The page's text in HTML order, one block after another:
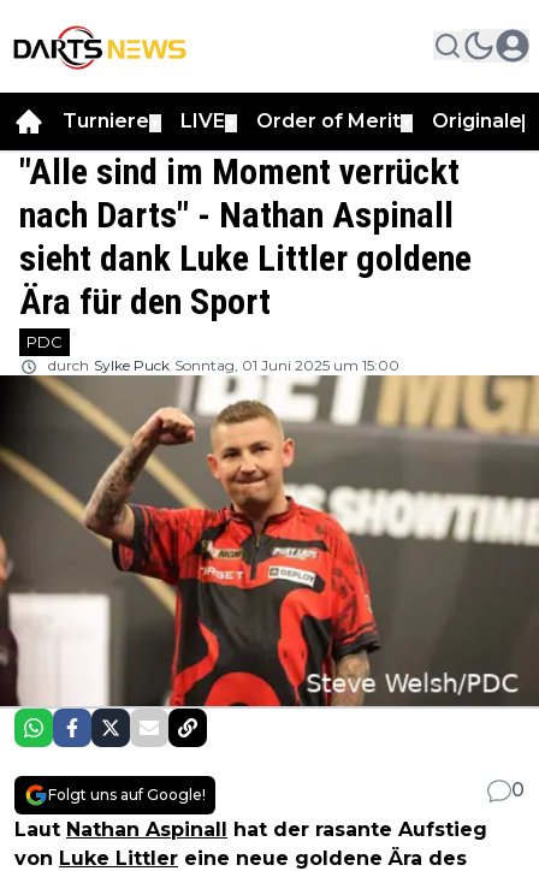
Turniere LIVE Order of Merit Originale
"Alle sind im Moment verrückt
nach Darts" - Nathan Aspinall
sieht dank Luke Littler goldene
Ära für den Sport
PDC
durch Sylke Puck Sonntag, 01 Juni 2025 um 15:00
Folgt uns auf Google!
0
Laut Nathan Aspinall hat der rasante Aufstieg
von Luke Littler eine neue goldene Ära des